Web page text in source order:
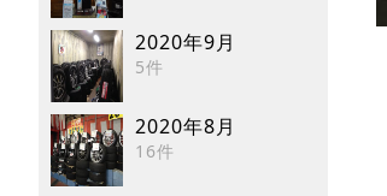
2020年9月
5件
2020年8月
16件